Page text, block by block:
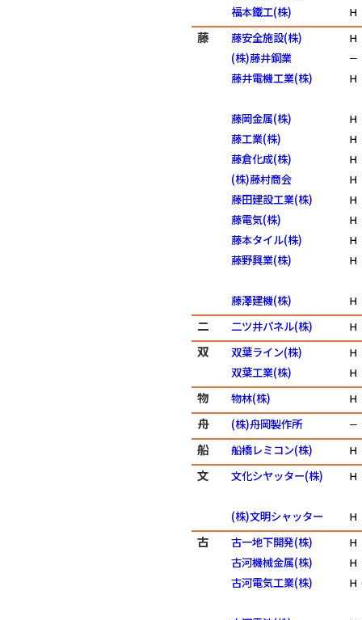
福本鐵工(株) Ｈ
藤 藤安全施設(株) Ｈ
(株)藤井鋼業 －
藤井電機工業(株) Ｈ
藤岡金属(株) Ｈ
藤工業(株) Ｈ
藤倉化成(株) Ｈ
(株)藤村商会 Ｈ
藤田建設工業(株) Ｈ
藤電気(株) Ｈ
藤本タイル(株) Ｈ
藤野興業(株) Ｈ
藤澤建機(株) Ｈ
二 二ツ井パネル(株) Ｈ
双 双葉ライン(株) Ｈ
双葉工業(株) Ｈ
物 物林(株) Ｈ
舟 (株)舟岡製作所 －
船 船橋レミコン(株) Ｈ
文 文化シヤッター(株) Ｈ
(株)文明シャッター Ｈ
古 古一地下開発(株) Ｈ
古河機械金属(株) Ｈ
古河電気工業(株) Ｈ